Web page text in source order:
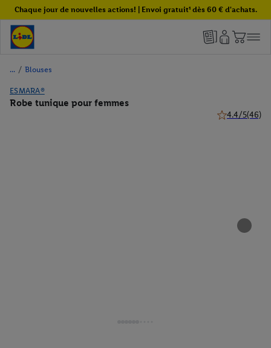
Chaque jour de nouvelles actions! | Envoi gratuit¹ dès 60 € d'achats.
/ Blouses
ESMARA®
Robe tunique pour femmes
4.4/5(46)